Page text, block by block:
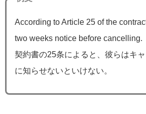
According to Article 25 of the
two weeks notice before cancelling.
契約書の25条によると、彼らはキ
に知らせないといけない。